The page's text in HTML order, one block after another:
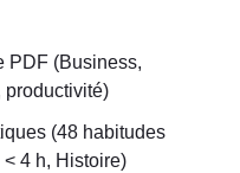
PDF (Business,
productivité)
(48 habitudes
4 h, Histoire)